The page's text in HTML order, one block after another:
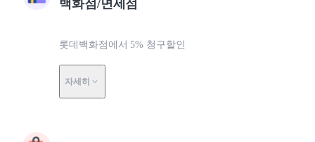
백화점/면세점
롯데백화점에서 5% 청구할인
자세히